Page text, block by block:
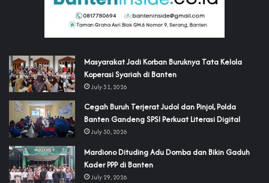
‎Masyarakat Jadi Korban Buruknya Tata Kelola
Koperasi Syariah di Banten
July 31, 2026
Cegah Buruh Terjerat Judol dan Pinjol, Polda
Banten Gandeng SPSI Perkuat Literasi Digital
July 30, 2026
‎Mardiono Dituding Adu Domba dan Bikin Gaduh
Kader PPP di Banten
July 29, 2026